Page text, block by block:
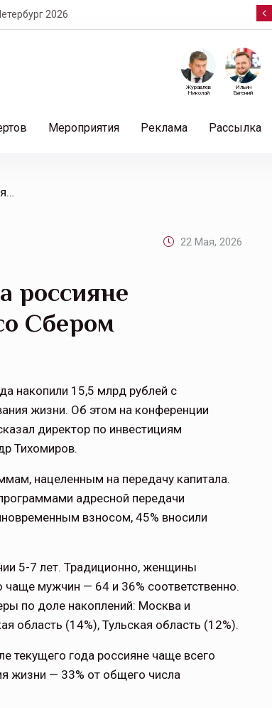
2026
Ильин
Евгений
Журавлев
Николай
Мероприятия Реклама Рассылка
/ В первом квартале 2026 года россияне накопили 15,5 млрд рублей со Сбером
22 Мая, 2026
россияне
Сбером
накопили 15,5 млрд рублей с
жизни. Об этом на конференции
директор по инвестициям
Тихомиров.
нацеленным на передачу капитала.
адресной передачи
взносом, 45% вносили
5-7 лет. Традиционно, женщины
мужчин — 64 и 36% соответственно.
по доле накоплений: Москва и
область (14%), Тульская область (12%).
текущего года россияне чаще всего
жизни — 33% от общего числа